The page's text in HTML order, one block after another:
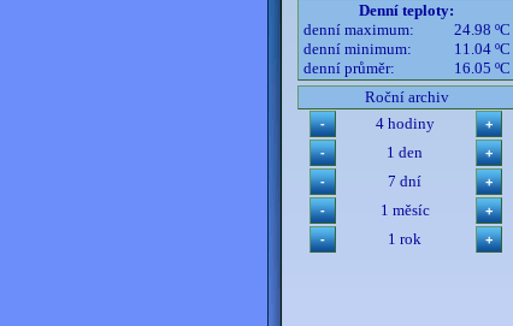
Denní teploty:
denní maximum:
24.98 ºC
denní minimum:
11.04 ºC
denní průměr:
16.05 ºC
Roční archiv
4 hodiny
1 den
7 dní
1 měsíc
1 rok